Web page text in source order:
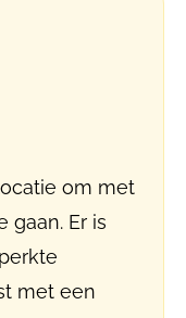
om met
gaan. Er is
met een